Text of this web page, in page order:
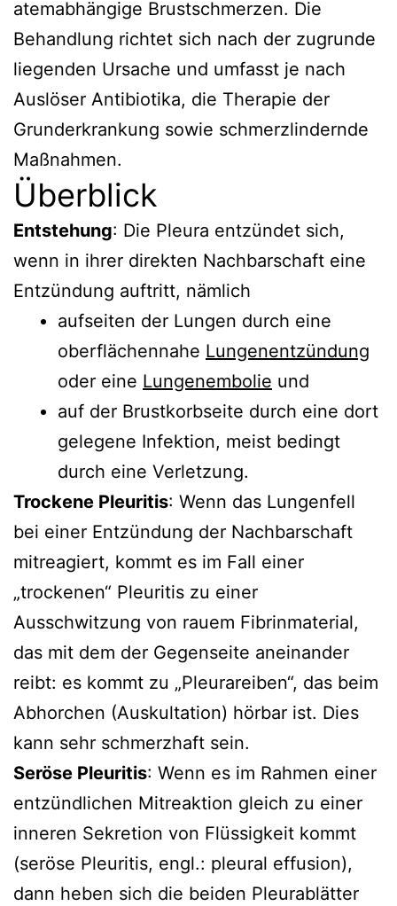
atemabhängige Brustschmerzen. Die
Behandlung richtet sich nach der zugrunde
liegenden Ursache und umfasst je nach
Auslöser Antibiotika, die Therapie der
Grunderkrankung sowie schmerzlindernde
Maßnahmen.
Überblick
Entstehung: Die Pleura entzündet sich,
wenn in ihrer direkten Nachbarschaft eine
Entzündung auftritt, nämlich
aufseiten der Lungen durch eine
oberflächennahe Lungenentzündung
oder eine Lungenembolie und
auf der Brustkorbseite durch eine dort
gelegene Infektion, meist bedingt
durch eine Verletzung.
Trockene Pleuritis: Wenn das Lungenfell
bei einer Entzündung der Nachbarschaft
mitreagiert, kommt es im Fall einer
„trockenen“ Pleuritis zu einer
Ausschwitzung von rauem Fibrinmaterial,
das mit dem der Gegenseite aneinander
reibt: es kommt zu „Pleurareiben“, das beim
Abhorchen (Auskultation) hörbar ist. Dies
kann sehr schmerzhaft sein.
Seröse Pleuritis: Wenn es im Rahmen einer
entzündlichen Mitreaktion gleich zu einer
inneren Sekretion von Flüssigkeit kommt
(seröse Pleuritis, engl.: pleural effusion),
dann heben sich die beiden Pleurablätter